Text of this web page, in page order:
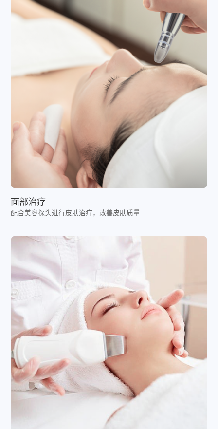
面部治疗
配合美容探头进行皮肤治疗，改善皮肤质量